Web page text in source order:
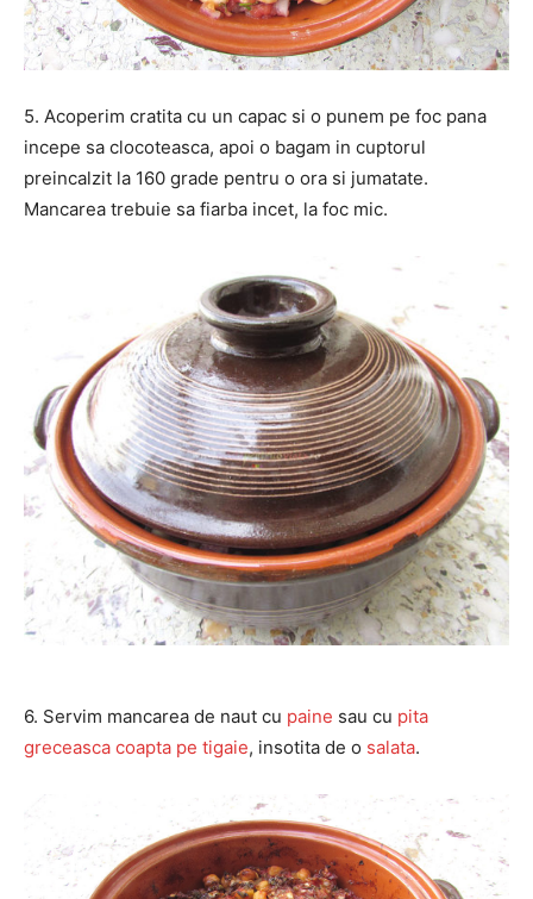
5. Acoperim cratita cu un capac si o punem pe foc pana
incepe sa clocoteasca, apoi o bagam in cuptorul
preincalzit la 160 grade pentru o ora si jumatate.
Mancarea trebuie sa fiarba incet, la foc mic.
6. Servim mancarea de naut cu paine sau cu pita
greceasca coapta pe tigaie, insotita de o salata.